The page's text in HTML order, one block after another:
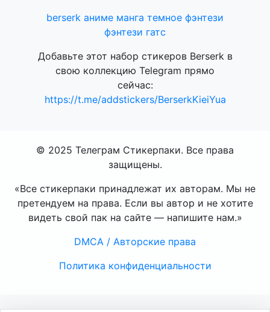
berserk аниме манга темное фэнтези
фэнтези гатс
Добавьте этот набор стикеров Berserk в
свою коллекцию Telegram прямо
сейчас:
https://t.me/addstickers/BerserkKieiYua
© 2025 Телеграм Стикерпаки. Все права
защищены.
«Все стикерпаки принадлежат их авторам. Мы не
претендуем на права. Если вы автор и не хотите
видеть свой пак на сайте — напишите нам.»
DMCA / Авторские права
Политика конфиденциальности